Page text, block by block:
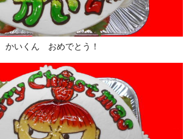
かいくん おめでとう！